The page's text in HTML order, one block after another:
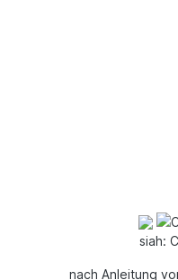
siah:
nach Anleitung